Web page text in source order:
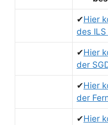
✔Hier
des
✔Hier
der
✔Hier
der
✔Hier